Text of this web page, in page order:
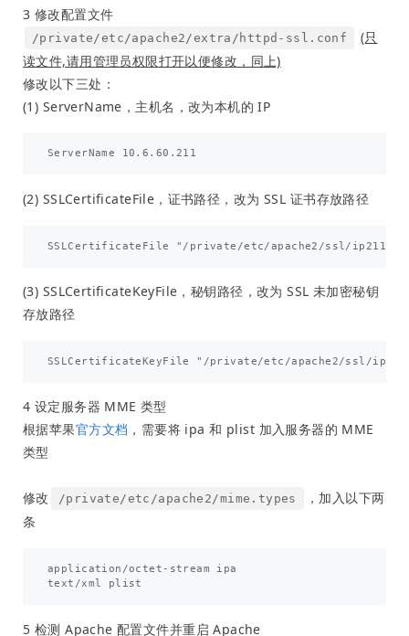
3 修改配置文件
/private/etc/apache2/extra/httpd-ssl.conf
(只
读文件,请用管理员权限打开以便修改，同上)
修改以下三处：
(1) ServerName，主机名，改为本机的 IP
(2) SSLCertificateFile，证书路径，改为 SSL 证书存放路径
(3) SSLCertificateKeyFile，秘钥路径，改为 SSL 未加密秘钥
存放路径
4 设定服务器 MME 类型
根据苹果官方文档 ，需要将 ipa 和 plist 加入服务器的 MME
类型
修改 /private/etc/apache2/mime.types
，加入以下两
条
application/octet-stream ipa
5 检测 Apache 配置文件并重启 Apache